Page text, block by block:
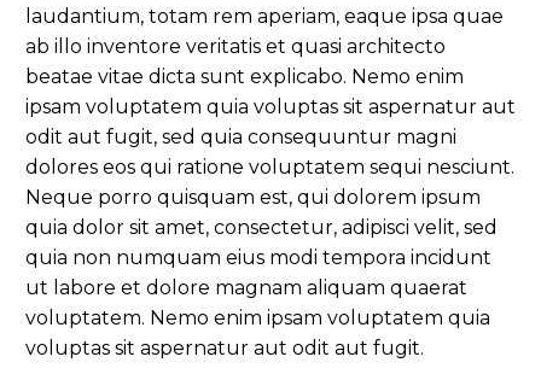
laudantium, totam rem aperiam, eaque ipsa quae
ab illo inventore veritatis et quasi architecto
beatae vitae dicta sunt explicabo. Nemo enim
ipsam voluptatem quia voluptas sit aspernatur aut
odit aut fugit, sed quia consequuntur magni
dolores eos qui ratione voluptatem sequi nesciunt.
Neque porro quisquam est, qui dolorem ipsum
quia dolor sit amet, consectetur, adipisci velit, sed
quia non numquam eius modi tempora incidunt
ut labore et dolore magnam aliquam quaerat
voluptatem. Nemo enim ipsam voluptatem quia
voluptas sit aspernatur aut odit aut fugit.